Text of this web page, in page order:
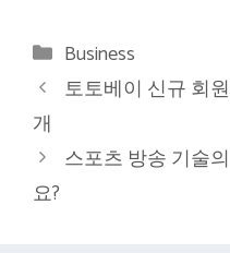
Categories
Business
토토베이 신규 회
개
스포츠 방송 기술
요?